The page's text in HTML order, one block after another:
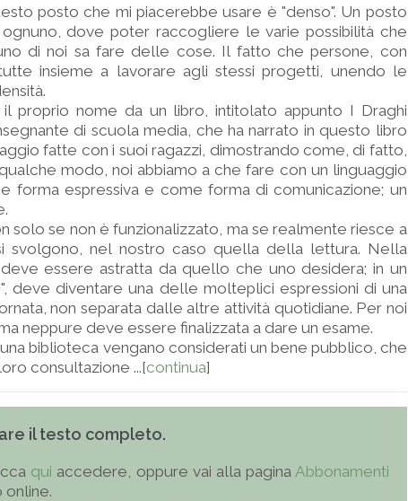
posto che mi piacerebbe usare è "denso". Un posto
dove poter raccogliere le varie possibilità che
di noi sa fare delle cose. Il fatto che persone, con
insieme a lavorare agli stessi progetti, unendo le
il proprio nome da un libro, intitolato appunto I Draghi
di scuola media, che ha narrato in questo libro
fatte con i suoi ragazzi, dimostrando come, di fatto,
modo, noi abbiamo a che fare con un linguaggio
forma espressiva e come forma di comunicazione; un
solo se non è funzionalizzato, ma se realmente riesce a
svolgono, nel nostro caso quella della lettura. Nella
essere astratta da quello che uno desidera; in un
deve diventare una delle molteplici espressioni di una
non separata dalle altre attività quotidiane. Per noi
neppure deve essere finalizzata a dare un esame.
biblioteca vengano considerati un bene pubblico, che
consultazione ...[continua]
il testo completo.
qui accedere, oppure vai alla pagina Abbonamenti
online.